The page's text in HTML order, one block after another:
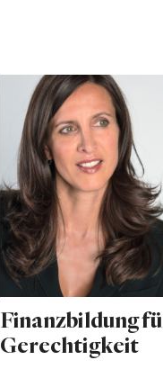
Finanzbildung
Gerechtigkeit